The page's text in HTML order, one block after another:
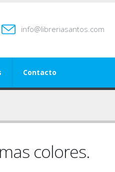
info@libreriasantos.com
Contacto
colores.